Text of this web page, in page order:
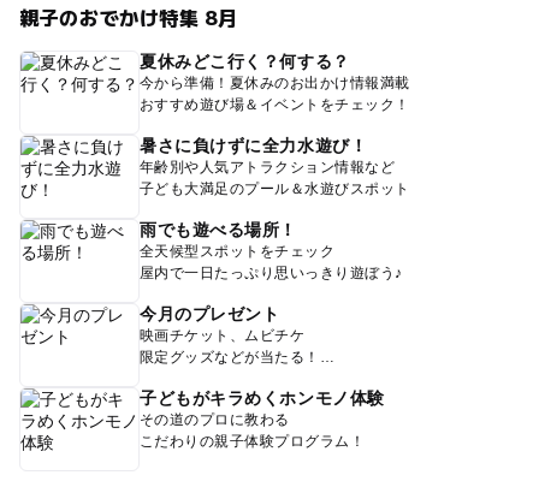
親子のおでかけ特集 8月
夏休みどこ行く？何する？
今から準備！夏休みのお出かけ情報満載
おすすめ遊び場＆イベントをチェック！
暑さに負けずに全力水遊び！
年齢別や人気アトラクション情報など
子ども大満足のプール＆水遊びスポット
雨でも遊べる場所！
全天候型スポットをチェック
屋内で一日たっぷり思いっきり遊ぼう♪
今月のプレゼント
映画チケット、ムビチケ
限定グッズなどが当たる！
子どもがキラめくホンモノ体験
その道のプロに教わる
こだわりの親子体験プログラム！